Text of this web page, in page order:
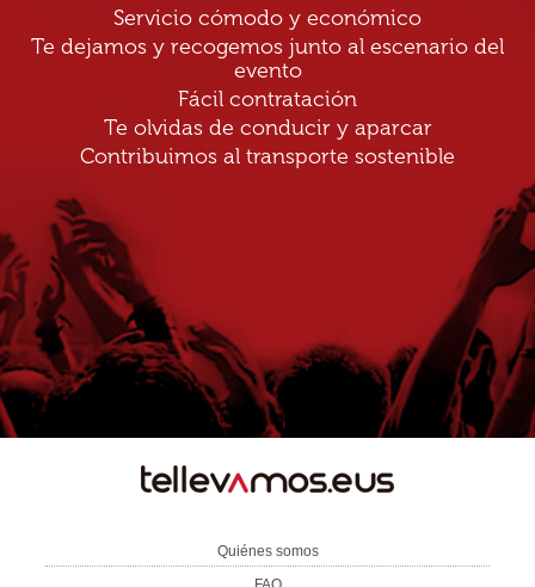
Servicio cómodo y económico
Te dejamos y recogemos junto al escenario del
evento
Fácil contratación
Te olvidas de conducir y aparcar
Contribuimos al transporte sostenible
Quiénes somos